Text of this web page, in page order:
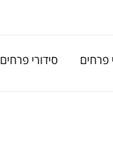
פרחים סידורי פרחים